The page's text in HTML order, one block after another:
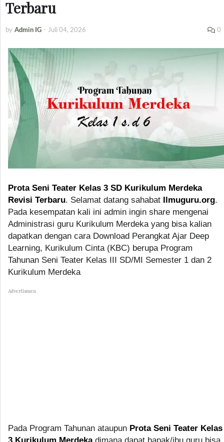
Terbaru
by Admin IG - Juli 04, 2026 0
Prota Seni Teater Kelas 3 SD Kurikulum Merdeka
Revisi Terbaru. Selamat datang sahabat Ilmuguru.org.
Pada kesempatan kali ini admin ingin share mengenai
Administrasi guru Kurikulum Merdeka yang bisa kalian
dapatkan dengan cara Download Perangkat Ajar Deep
Learning, Kurikulum Cinta (KBC) berupa Program
Tahunan Seni Teater Kelas III SD/MI Semester 1 dan 2
Kurikulum Merdeka
Advertismen
Pada Program Tahunan ataupun Prota Seni Teater Kelas
3 Kurikulum Merdekadimana dapat bapak/ibu guru bisa